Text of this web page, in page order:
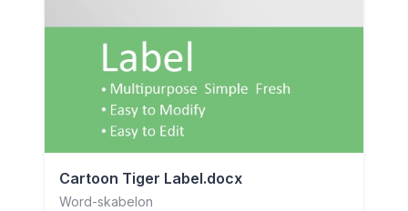
Cartoon Tiger Label.docx
Word-skabelon